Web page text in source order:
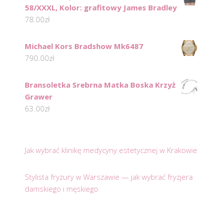
58/XXXL, Kolor: grafitowy James Bradley
78.00zł
Michael Kors Bradshow Mk6487
790.00zł
Bransoletka Srebrna Matka Boska Krzyż
Grawer
63.00zł
Jak wybrać klinikę medycyny estetycznej w Krakowie
Stylista fryzury w Warszawie — jak wybrać fryzjera
damskiego i męskiego